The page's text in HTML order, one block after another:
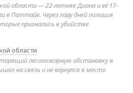
области — 22-летняя Диана и её 17-
в Паттайе. Через пару дней полиция
признались в убийстве
области
лесопожарную обстановку в
на связь и не вернулся в место